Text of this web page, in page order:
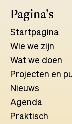
Pagina's
Startpagina
Wie we zijn
Wat we doen
Projecten en
Nieuws
Agenda
Praktisch